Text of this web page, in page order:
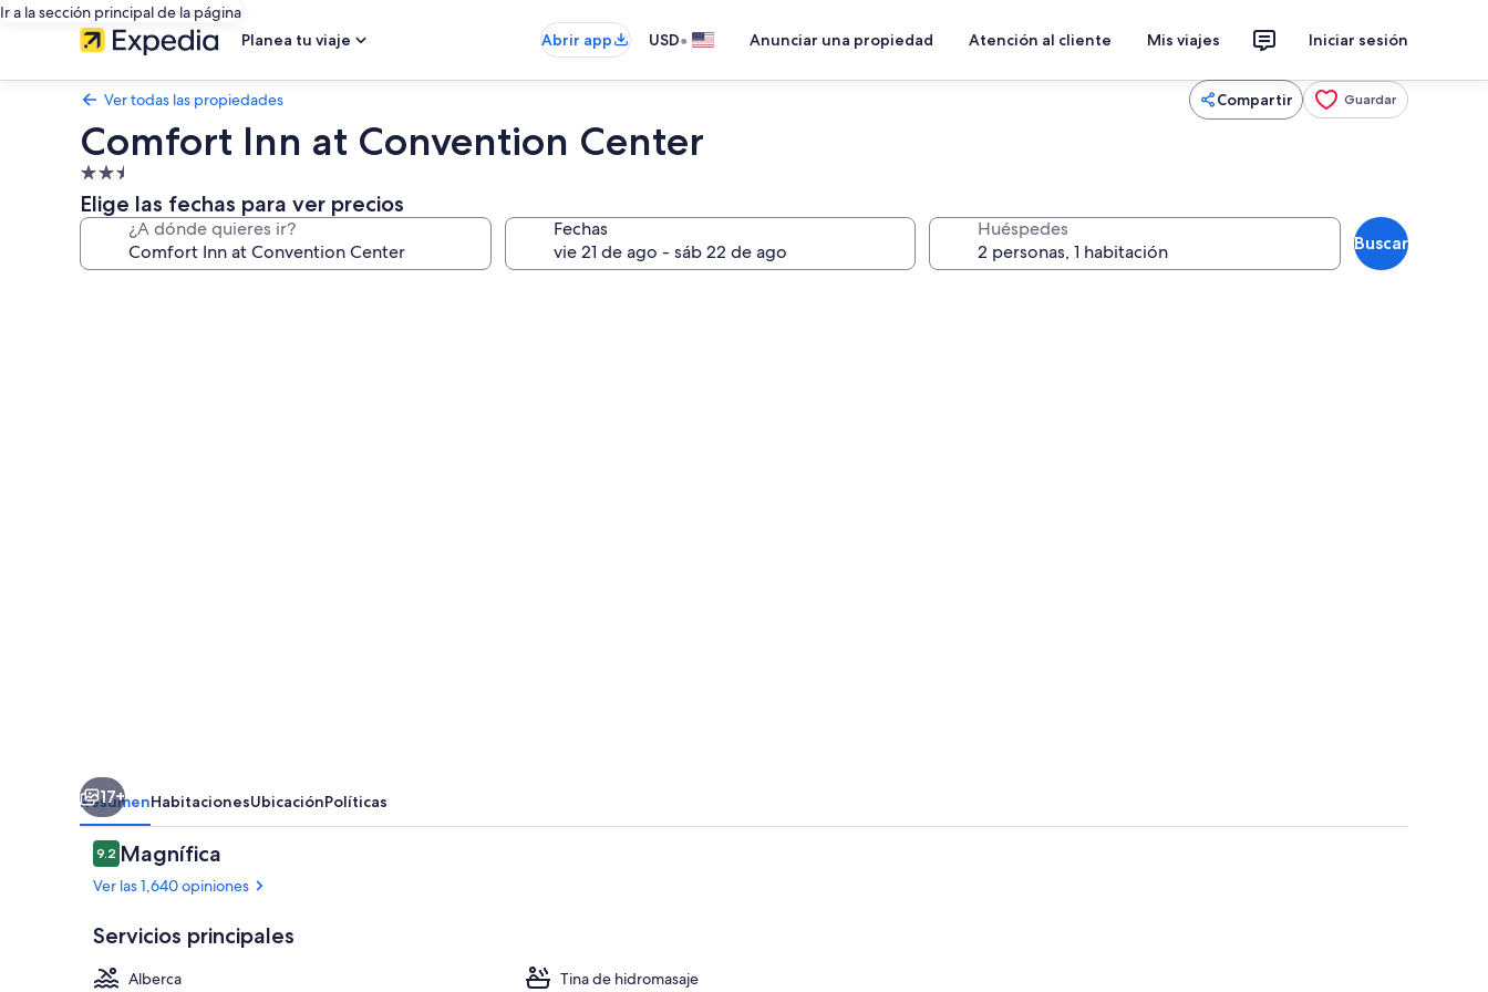
Ir a la sección principal de la página
Planea tu viaje
Abrir app USD• Anunciar una propiedad Atención al cliente Mis viajes Iniciar sesión
Ver todas las propiedades Compartir Guardar
Comfort Inn at Convention Center
Propiedad
de
2.5
estrellas
Elige las fechas para ver precios
¿A dónde quieres ir? Fechas Huéspedes
Buscar
17+
ResumenHabitacionesUbicaciónPolíticas
Opiniones
9.29.2 de 10,
Magnífica
Ver las 1,640 opiniones
Servicios principales
Alberca
Tina de hidromasaje